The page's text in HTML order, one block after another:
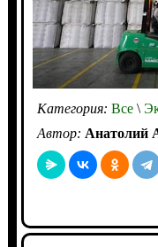
Категория: Все\
Автор: Анатолий